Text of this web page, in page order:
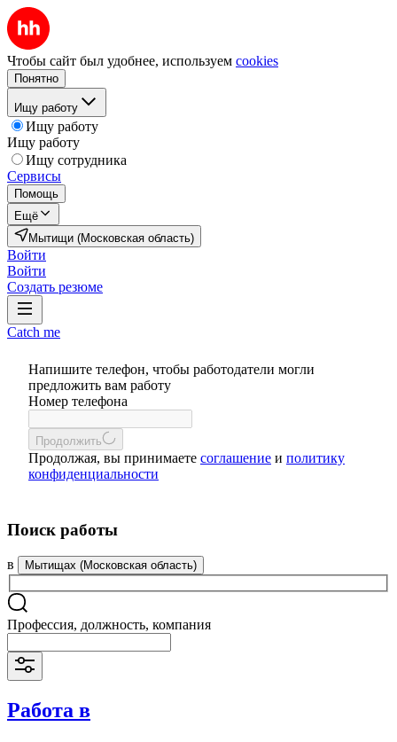
Чтобы сайт был удобнее, используем cookies
Понятно
Ищу работу
Ищу работу
Ищу работу
Ищу сотрудника
Сервисы
Помощь
Ещё
Мытищи (Московская область)
Войти
Войти
Создать резюме
Catch me
Напишите телефон, чтобы работодатели могли
предложить вам работу
Номер телефона
Продолжить
Продолжая, вы принимаете соглашение и политику
конфиденциальности
Поиск работы
в Мытищах (Московская область)
Профессия, должность, компания
Работа в